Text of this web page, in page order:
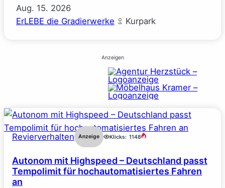
Aug. 15. 2026
ErLEBE die Gradierwerke
Kurpark
Anzeigen
Revierverhalten Anzeige Klicks: 1148
Autonom mit Highspeed – Deutschland passt
Tempolimit für hochautomatisiertes Fahren
an